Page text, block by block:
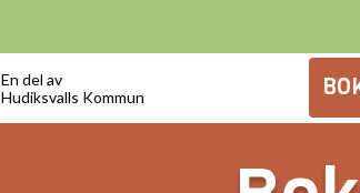
En del av
Hudiksvalls Kommun